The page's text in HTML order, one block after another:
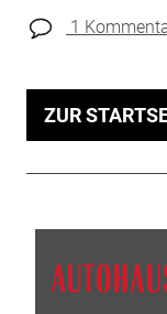
1
ZUR